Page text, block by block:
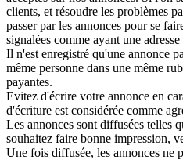
clients, et résoudre les problèmes
passer par les annonces pour se
signalées comme ayant une
Il n'est enregistré qu'une annonce
même personne dans une même
payantes.
Evitez d'écrire votre annonce en
d'écriture est considérée comme
Les annonces sont diffusées telles
souhaitez faire bonne impression,
Une fois diffusée, les annonces ne